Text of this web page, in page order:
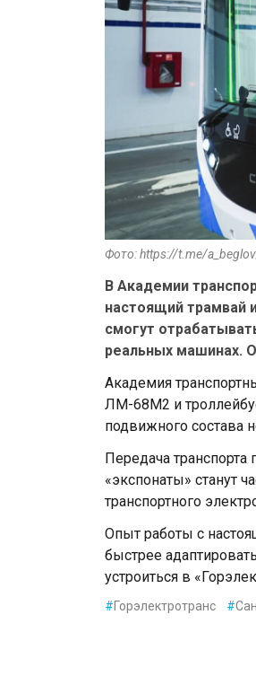
Фото: https://t.me/
В Академии
настоящий трамвай
смогут
реальных машинах.
Академия
ЛМ-68М2 и
подвижного состава
Передача
«экспонаты» станут
транспортного
Опыт работы с
быстрее
устроиться в
#Горэлектротранс #